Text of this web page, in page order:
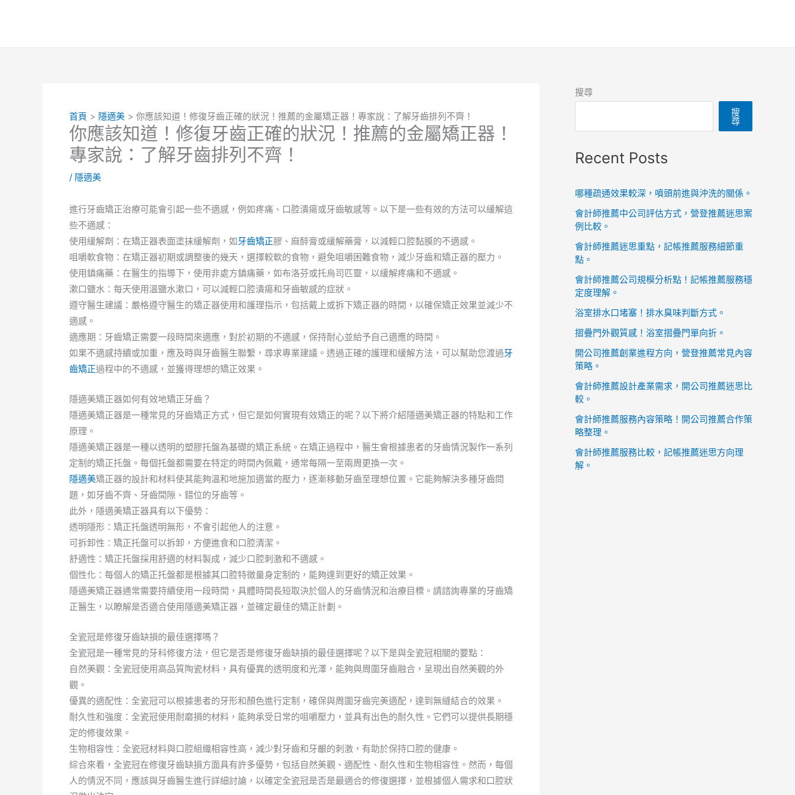
首頁 隱適美 你應該知道！修復牙齒正確的狀況！推薦的金屬矯正器！專家說：了解牙齒排列不齊！
你應該知道！修復牙齒正確的狀況！推薦的金屬矯正器！
專家說：了解牙齒排列不齊！
/ 隱適美
進行牙齒矯正治療可能會引起一些不適感，例如疼痛、口腔潰瘍或牙齒敏感等。以下是一些有效的方法可以緩解這
些不適感：
使用緩解劑：在矯正器表面塗抹緩解劑，如牙齒矯正膠、麻醉膏或緩解藥膏，以減輕口腔黏膜的不適感。
咀嚼軟食物：在矯正器初期或調整後的幾天，選擇較軟的食物，避免咀嚼困難食物，減少牙齒和矯正器的壓力。
使用鎮痛藥：在醫生的指導下，使用非處方鎮痛藥，如布洛芬或托烏司匹靈，以緩解疼痛和不適感。
漱口鹽水：每天使用溫鹽水漱口，可以減輕口腔潰瘍和牙齒敏感的症狀。
遵守醫生建議：嚴格遵守醫生的矯正器使用和護理指示，包括戴上或拆下矯正器的時間，以確保矯正效果並減少不
適感。
適應期：牙齒矯正需要一段時間來適應，對於初期的不適感，保持耐心並給予自己適應的時間。
如果不適感持續或加重，應及時與牙齒醫生聯繫，尋求專業建議。透過正確的護理和緩解方法，可以幫助您渡過牙
齒矯正過程中的不適感，並獲得理想的矯正效果。
隱適美矯正器如何有效地矯正牙齒？
隱適美矯正器是一種常見的牙齒矯正方式，但它是如何實現有效矯正的呢？以下將介紹隱適美矯正器的特點和工作
原理。
隱適美矯正器是一種以透明的塑膠托盤為基礎的矯正系統。在矯正過程中，醫生會根據患者的牙齒情況製作一系列
定制的矯正托盤。每個托盤都需要在特定的時間內佩戴，通常每隔一至兩周更換一次。
隱適美矯正器的設計和材料使其能夠溫和地施加適當的壓力，逐漸移動牙齒至理想位置。它能夠解決多種牙齒問
題，如牙齒不齊、牙齒間隙、錯位的牙齒等。
此外，隱適美矯正器具有以下優勢：
透明隱形：矯正托盤透明無形，不會引起他人的注意。
可拆卸性：矯正托盤可以拆卸，方便進食和口腔清潔。
舒適性：矯正托盤採用舒適的材料製成，減少口腔刺激和不適感。
個性化：每個人的矯正托盤都是根據其口腔特徵量身定制的，能夠達到更好的矯正效果。
隱適美矯正器通常需要持續使用一段時間，具體時間長短取決於個人的牙齒情況和治療目標。請諮詢專業的牙齒矯
正醫生，以瞭解是否適合使用隱適美矯正器，並確定最佳的矯正計劃。
全瓷冠是修復牙齒缺損的最佳選擇嗎？
全瓷冠是一種常見的牙科修復方法，但它是否是修復牙齒缺損的最佳選擇呢？以下是與全瓷冠相關的要點：
自然美觀：全瓷冠使用高品質陶瓷材料，具有優異的透明度和光澤，能夠與周圍牙齒融合，呈現出自然美觀的外
觀。
優異的適配性：全瓷冠可以根據患者的牙形和顏色進行定制，確保與周圍牙齒完美適配，達到無縫結合的效果。
耐久性和強度：全瓷冠使用耐磨損的材料，能夠承受日常的咀嚼壓力，並具有出色的耐久性。它們可以提供長期穩
定的修復效果。
生物相容性：全瓷冠材料與口腔組織相容性高，減少對牙齒和牙齦的刺激，有助於保持口腔的健康。
綜合來看，全瓷冠在修復牙齒缺損方面具有許多優勢，包括自然美觀、適配性、耐久性和生物相容性。然而，每個
人的情況不同，應該與牙齒醫生進行詳細討論，以確定全瓷冠是否是最適合的修復選擇，並根據個人需求和口腔狀
搜尋
搜
尋
Recent Posts
哪種疏通效果較深，噴頭前進與沖洗的關係。
會計師推薦中公司評估方式，營登推薦迷思案
例比較。
會計師推薦迷思重點，記帳推薦服務細節重
點。
會計師推薦公司規模分析點！記帳推薦服務穩
定度理解。
浴室排水口堵塞！排水臭味判斷方式。
摺疊門外觀質感！浴室摺疊門單向折。
開公司推薦創業進程方向，營登推薦常見內容
策略。
會計師推薦設計產業需求，開公司推薦迷思比
較。
會計師推薦服務內容策略！開公司推薦合作策
略整理。
會計師推薦服務比較，記帳推薦迷思方向理
解。